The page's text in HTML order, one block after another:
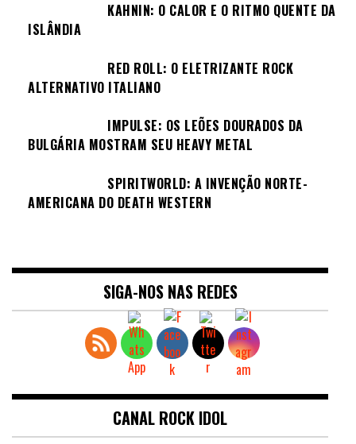
KAHNIN: O CALOR E O RITMO QUENTE DA
ISLÂNDIA
RED ROLL: O ELETRIZANTE ROCK
ALTERNATIVO ITALIANO
IMPULSE: OS LEÕES DOURADOS DA
BULGÁRIA MOSTRAM SEU HEAVY METAL
SPIRITWORLD: A INVENÇÃO NORTE-
AMERICANA DO DEATH WESTERN
SIGA-NOS NAS REDES
CANAL ROCK IDOL